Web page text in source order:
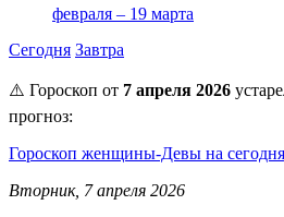
февраля – 19 марта
Сегодня Завтра
⚠️ Гороскоп от 7 апреля 2026
прогноз:
Гороскоп женщины-Девы на
Вторник, 7 апреля 2026